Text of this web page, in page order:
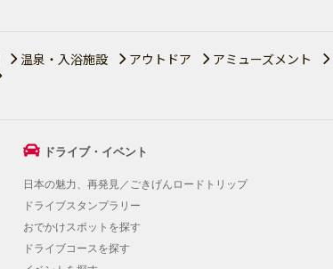
温泉・入浴施設 アウトドア アミューズメント
ドライブ・イベント
日本の魅力、再発見／ごきげんロードトリップ
ドライブスタンプラリー
おでかけスポットを探す
ドライブコースを探す